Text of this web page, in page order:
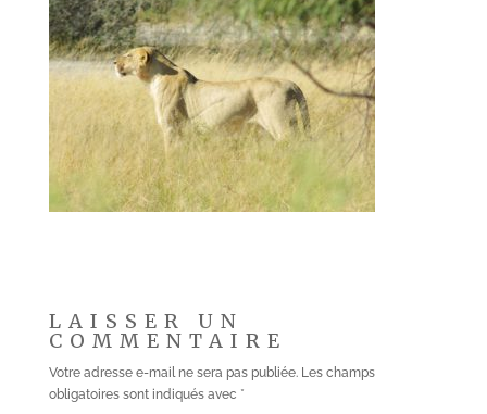
LAISSER UN
COMMENTAIRE
Votre adresse e-mail ne sera pas publiée. Les champs
obligatoires sont indiqués avec *